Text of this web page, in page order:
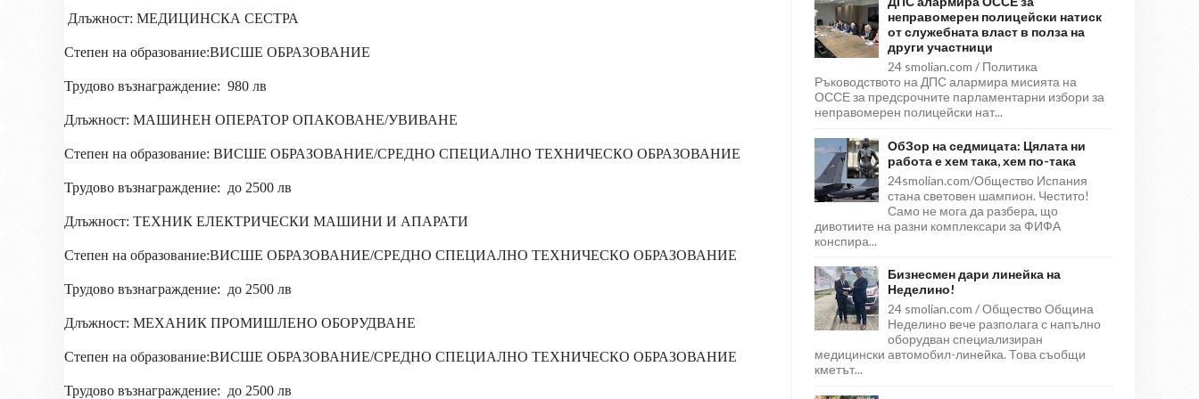
Длъжност: МЕДИЦИНСКА СЕСТРА
Степен на образование:ВИСШЕ ОБРАЗОВАНИЕ
Трудово възнаграждение: 980 лв
Длъжност: МАШИНЕН ОПЕРАТОР ОПАКОВАНЕ/УВИВАНЕ
Степен на образование: ВИСШЕ ОБРАЗОВАНИЕ/СРЕДНО СПЕЦИАЛНО ТЕХНИЧЕСКО ОБРАЗОВАНИЕ
Трудово възнаграждение: до 2500 лв
Длъжност: ТЕХНИК ЕЛЕКТРИЧЕСКИ МАШИНИ И АПАРАТИ
Степен на образование:ВИСШЕ ОБРАЗОВАНИЕ/СРЕДНО СПЕЦИАЛНО ТЕХНИЧЕСКО ОБРАЗОВАНИЕ
Трудово възнаграждение: до 2500 лв
Длъжност: МЕХАНИК ПРОМИШЛЕНО ОБОРУДВАНЕ
Степен на образование:ВИСШЕ ОБРАЗОВАНИЕ/СРЕДНО СПЕЦИАЛНО ТЕХНИЧЕСКО ОБРАЗОВАНИЕ
Трудово възнаграждение: до 2500 лв
неправомерен полицейски натиск
от служебната власт в полза на
други участници
24 smolian.com / Политика
Ръководството на ДПС алармира мисията на
ОССЕ за предсрочните парламентарни избори за
неправомерен полицейски нат...
ОбЗор на седмицата: Цялата ни
работа е хем така, хем по-така
24smolian.com/Общество Испания
стана световен шампион. Честито!
Само не мога да разбера, що
дивотиите на разни комплексари за ФИФА
конспира...
Бизнесмен дари линейка на
Неделино!
24 smolian.com / Общество Община
Неделино вече разполага с напълно
оборудван специализиран
медицински автомобил-линейка. Това съобщи
кметът...